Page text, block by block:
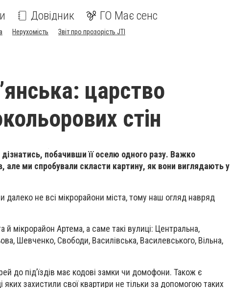
Довідник ГО Має сенс
Нерухомість Звіт про прозорість JTI
царство
стін
побачивши її оселю одного разу. Важко
але ми спробували скласти картину, як вони виглядають у
далеко не всі мікрорайони міста, тому наш огляд навряд
й мікрорайон Артема, а саме такі вулиці: Центральна,
Шевченко, Свободи, Василівська, Василевського, Вільна,
до під’їздів має кодові замки чи домофони. Також є
яких захистили свої квартири не тільки за допомогою таких